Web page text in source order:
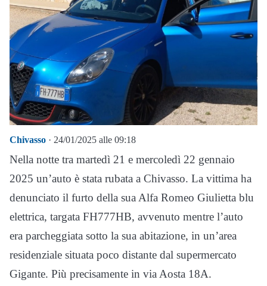
Chivasso · 24/01/2025 alle 09:18
Nella notte tra martedì 21 e mercoledì 22 gennaio
2025 un’auto è stata rubata a Chivasso. La vittima ha
denunciato il furto della sua Alfa Romeo Giulietta blu
elettrica, targata FH777HB, avvenuto mentre l’auto
era parcheggiata sotto la sua abitazione, in un’area
residenziale situata poco distante dal supermercato
Gigante. Più precisamente in via Aosta 18A.